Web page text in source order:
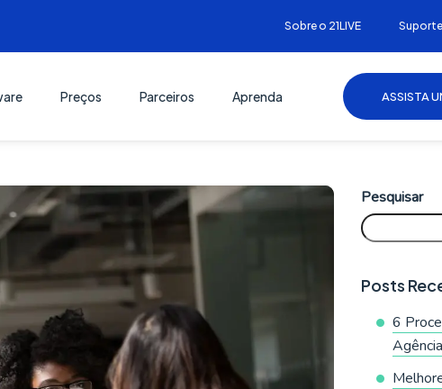
Sobre o 21LIVE
Preços Parceiros Aprenda ASSISTA
Pesquisar
Posts
6